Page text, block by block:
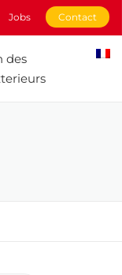
Jobs Contact
des